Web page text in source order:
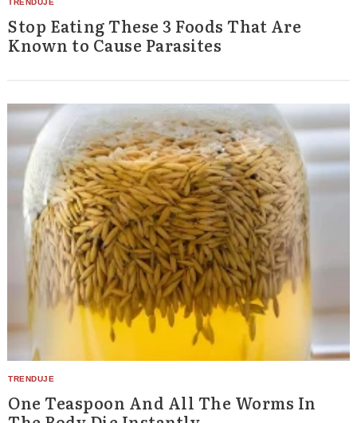
Stop Eating These 3 Foods That Are
Known to Cause Parasites
One Teaspoon And All The Worms In